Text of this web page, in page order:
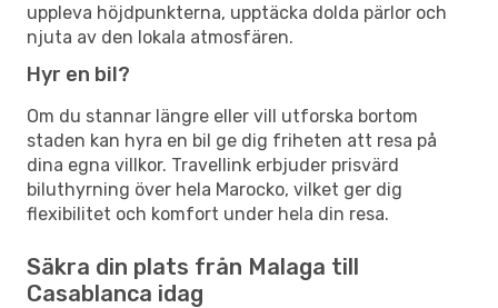
uppleva höjdpunkterna, upptäcka dolda pärlor och
njuta av den lokala atmosfären.
Hyr en bil?
Om du stannar längre eller vill utforska bortom
staden kan hyra en bil ge dig friheten att resa på
dina egna villkor. Travellink erbjuder prisvärd
biluthyrning över hela Marocko, vilket ger dig
flexibilitet och komfort under hela din resa.
Säkra din plats från Malaga till
Casablanca idag